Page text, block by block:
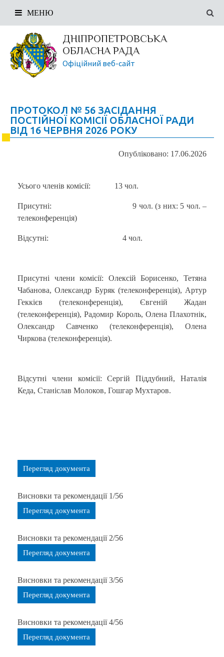
ДНІПРОПЕТРОВСЬКА
ОБЛАСНА РАДА
Офіційний веб-сайт
МЕНЮ
ПРОТОКОЛ № 56 ЗАСІДАННЯ
ПОСТІЙНОЇ КОМІСІЇ ОБЛАСНОЇ РАДИ
ВІД 16 ЧЕРВНЯ 2026 РОКУ
Опубліковано: 17.06.2026
Усього членів комісії: 13 чол.
Присутні: 9 чол. (з них: 5 чол. –
телеконференція)
Відсутні: 4 чол.
Присутні члени комісії: Олексій Борисенко, Тетяна
Чабанова, Олександр Буряк (телеконференція), Артур
Геккієв (телеконференція), Євгеній Жадан
(телеконференція), Радомир Король, Олена Плахотнік,
Олександр Савченко (телеконференція), Олена
Чиркова (телеконференція).
Відсутні члени комісії: Сергій Піддубний, Наталія
Кеда, Станіслав Молоков, Гошгар Мухтаров.
Перегляд документа
Висновки та рекомендації 1/56
Перегляд документа
Висновки та рекомендації 2/56
Перегляд документа
Висновки та рекомендації 3/56
Перегляд документа
Висновки та рекомендації 4/56
Перегляд документа